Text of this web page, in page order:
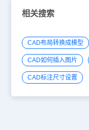
相关搜索
CAD布局转换成模型
CAD如何插入图片
CAD标注尺寸设置